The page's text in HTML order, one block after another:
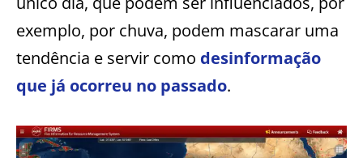
exemplo, por chuva, podem mascarar uma
tendência e servir como desinformação
que já ocorreu no passado.